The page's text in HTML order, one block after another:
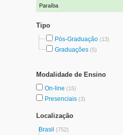
Paraíba
Tipo
Pós-Graduação (13)
Graduações (5)
Modalidade de Ensino
On-line (15)
Presenciais (3)
Localização
Brasil (752)